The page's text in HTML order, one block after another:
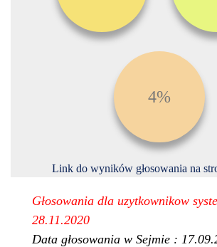
4%
Link do wyników głosowania na
Głosowania dla uzytkownikow
28.11.2020
Data głosowania w Sejmie :